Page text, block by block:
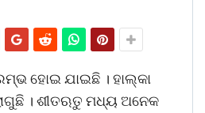
ହୋଇ ଯାଇଛି । ହାଲ୍କା
। ଶୀତଋତୁ ମଧ୍ୟ ଅନେକ